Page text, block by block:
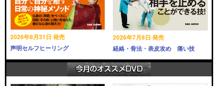
2026年8月31日 発売
声明セルフヒーリング
2026年7月8日 発売
経絡・骨法・表皮攻め 痛い技